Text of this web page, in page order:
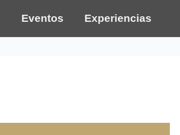
Eventos Experiencias